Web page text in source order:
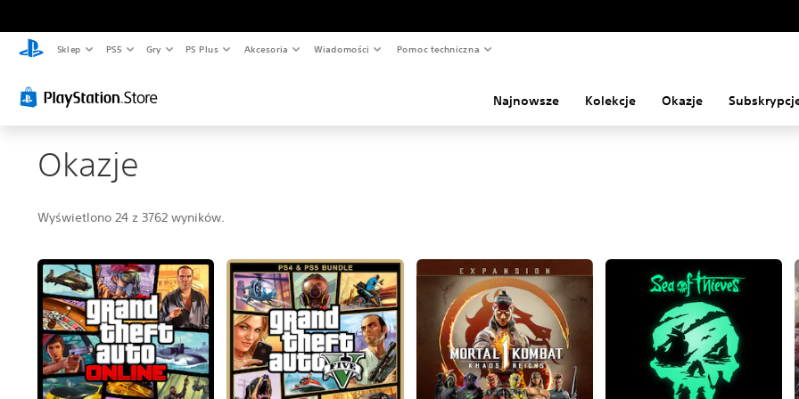
Sklep PS5 Gry PS Plus Akcesoria Wiadomości Pomoc techniczna
Najnowsze Kolekcje Okazje
Okazje
Wyświetlono 24 z 3762 wyników.